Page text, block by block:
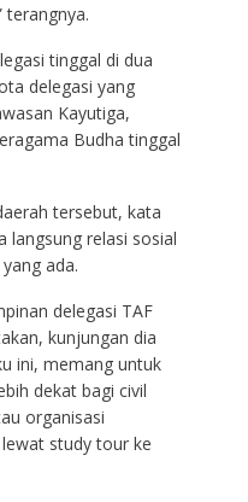
terangnya.
tinggal di dua
delegasi yang
Kayutiga,
Budha tinggal
tersebut, kata
langsung relasi sosial
ada.
delegasi TAF
kunjungan dia
ini, memang untuk
dekat bagi civil
organisasi
study tour ke